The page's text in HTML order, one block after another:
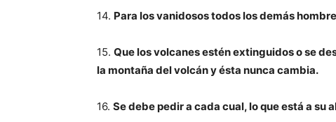
14. Para los vanidosos todos los demás
15. Que los volcanes estén extinguidos o se
la montaña del volcán y ésta nunca cambia.
16. Se debe pedir a cada cual, lo que está a su